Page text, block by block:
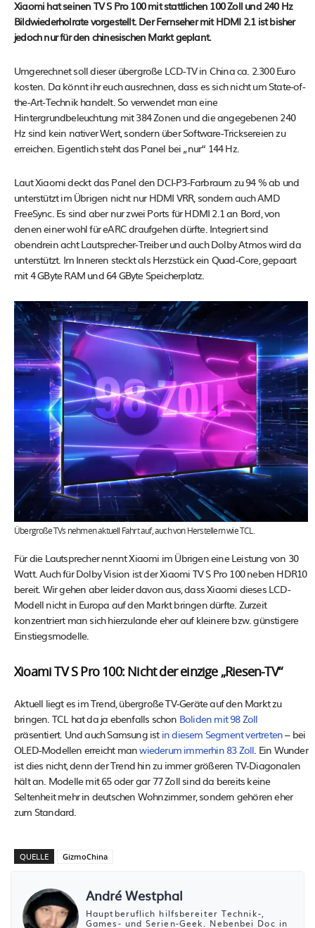
Xiaomi hat seinen TV S Pro 100 mit stattlichen 100 Zoll und 240 Hz
Bildwiederholrate vorgestellt. Der Fernseher mit HDMI 2.1 ist bisher
jedoch nur für den chinesischen Markt geplant.
Umgerechnet soll dieser übergroße LCD-TV in China ca. 2.300 Euro
kosten. Da könnt ihr euch ausrechnen, dass es sich nicht um State-of-
the-Art-Technik handelt. So verwendet man eine
Hintergrundbeleuchtung mit 384 Zonen und die angegebenen 240
Hz sind kein nativer Wert, sondern über Software-Tricksereien zu
erreichen. Eigentlich steht das Panel bei „nur“ 144 Hz.
Laut Xiaomi deckt das Panel den DCI-P3-Farbraum zu 94 % ab und
unterstützt im Übrigen nicht nur HDMI VRR, sondern auch AMD
FreeSync. Es sind aber nur zwei Ports für HDMI 2.1 an Bord, von
denen einer wohl für eARC draufgehen dürfte. Integriert sind
obendrein acht Lautsprecher-Treiber und auch Dolby Atmos wird da
unterstützt. Im Inneren steckt als Herzstück ein Quad-Core, gepaart
mit 4 GByte RAM und 64 GByte Speicherplatz.
Übergroße TVs nehmen aktuell Fahrt auf, auch von Herstellern wie TCL.
Für die Lautsprecher nennt Xiaomi im Übrigen eine Leistung von 30
Watt. Auch für Dolby Vision ist der Xiaomi TV S Pro 100 neben HDR10
bereit. Wir gehen aber leider davon aus, dass Xiaomi dieses LCD-
Modell nicht in Europa auf den Markt bringen dürfte. Zurzeit
konzentriert man sich hierzulande eher auf kleinere bzw. günstigere
Einstiegsmodelle.
Xioami TV S Pro 100: Nicht der einzige „Riesen-TV“
Aktuell liegt es im Trend, übergroße TV-Geräte auf den Markt zu
bringen. TCL hat da ja ebenfalls schon Boliden mit 98 Zoll
präsentiert. Und auch Samsung ist in diesem Segment vertreten– bei
OLED-Modellen erreicht manwiederum immerhin 83 Zoll. Ein Wunder
ist dies nicht, denn der Trend hin zu immer größeren TV-Diagonalen
hält an. Modelle mit 65 oder gar 77 Zoll sind da bereits keine
Seltenheit mehr in deutschen Wohnzimmer, sondern gehören eher
zum Standard.
QUELLE GizmoChina
André Westphal
Hauptberuflich hilfsbereiter Technik-,
Games- und Serien-Geek. Nebenbei Doc in